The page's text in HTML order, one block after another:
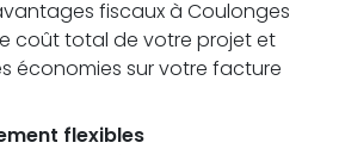
fiscaux à Coulonges
coût total de votre projet et
économies sur votre facture
flexibles